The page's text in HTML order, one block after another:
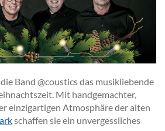
Band @coustics das musikliebende
Mit handgemachter,
einzigartigen Atmosphäre der alten
schaffen sie ein unvergessliches